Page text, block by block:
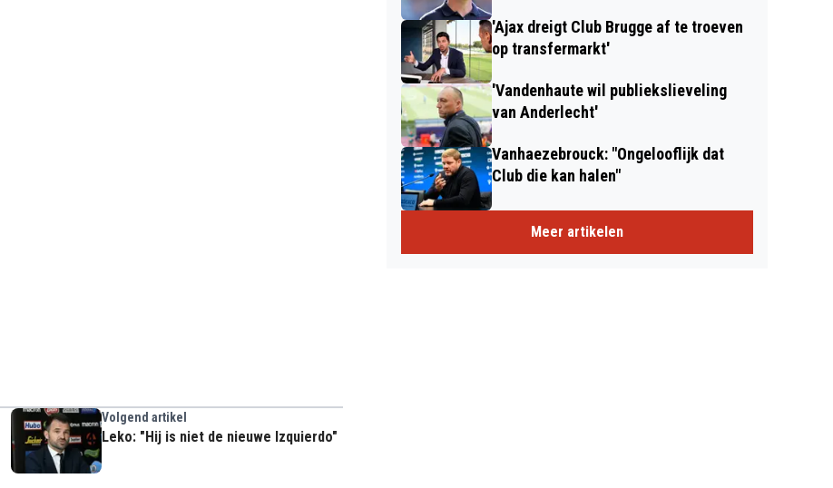
Volgend artikel
Leko: "Hij is niet de nieuwe Izquierdo"
'Ajax dreigt Club Brugge af te troeven
op transfermarkt'
'Vandenhaute wil publiekslieveling
van Anderlecht'
Vanhaezebrouck: "Ongelooflijk dat
Club die kan halen"
Meer artikelen